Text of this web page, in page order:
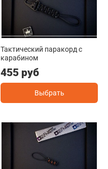
Тактический паракорд с
карабином
455 руб
Выбрать